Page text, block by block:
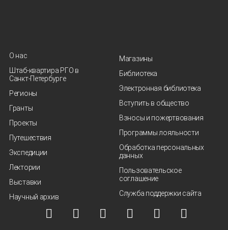
О нас
Штаб-квартира РГО в
Санкт‑Петербурге
Регионы
Гранты
Проекты
Путешествия
Экспедиции
Лектории
Выставки
Научный архив
Магазины
Библиотека
Электронная библиотека
Вступить в общество
Взносы и пожертвования
Программы лояльности
Обработка персональных
данных
Пользовательское
соглашение
Служба поддержки сайта